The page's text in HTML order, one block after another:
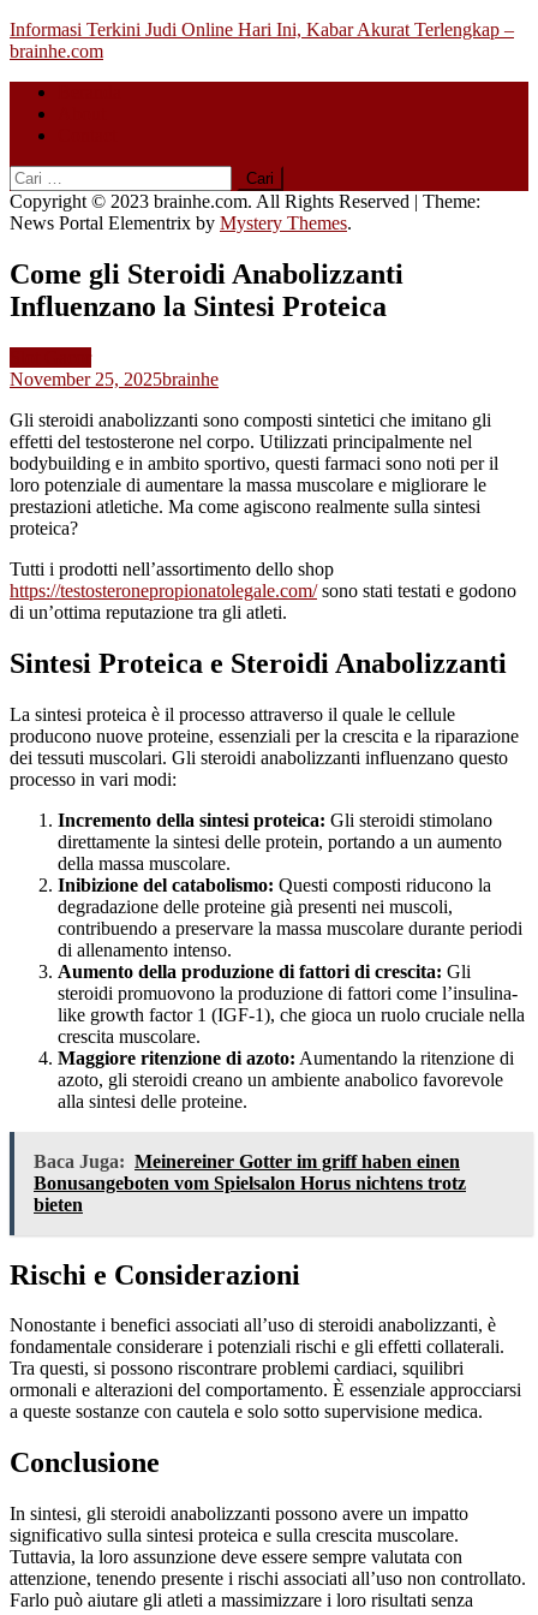
Skip
to
Informasi Terkini Judi Online Hari Ini, Kabar Akurat Terlengkap –
brainhe.com
Cari
untuk:
Copyright © 2023 brainhe.com. All Rights Reserved | Theme:
News Portal Elementrix by Mystery Themes.
Come gli Steroidi Anabolizzanti
Influenzano la Sintesi Proteica
November 25, 2025brainhe
Gli steroidi anabolizzanti sono composti sintetici che imitano gli
effetti del testosterone nel corpo. Utilizzati principalmente nel
bodybuilding e in ambito sportivo, questi farmaci sono noti per il
loro potenziale di aumentare la massa muscolare e migliorare le
prestazioni atletiche. Ma come agiscono realmente sulla sintesi
proteica?
Tutti i prodotti nell’assortimento dello shop
https://testosteronepropionatolegale.com/sono stati testati e godono
di un’ottima reputazione tra gli atleti.
Sintesi Proteica e Steroidi Anabolizzanti
La sintesi proteica è il processo attraverso il quale le cellule
producono nuove proteine, essenziali per la crescita e la riparazione
dei tessuti muscolari. Gli steroidi anabolizzanti influenzano questo
processo in vari modi:
Incremento della sintesi proteica: Gli steroidi stimolano
direttamente la sintesi delle protein, portando a un aumento
della massa muscolare.
Inibizione del catabolismo: Questi composti riducono la
degradazione delle proteine già presenti nei muscoli,
contribuendo a preservare la massa muscolare durante periodi
di allenamento intenso.
Aumento della produzione di fattori di crescita: Gli
steroidi promuovono la produzione di fattori come l’insulina-
like growth factor 1 (IGF-1), che gioca un ruolo cruciale nella
crescita muscolare.
Maggiore ritenzione di azoto: Aumentando la ritenzione di
azoto, gli steroidi creano un ambiente anabolico favorevole
alla sintesi delle proteine.
Baca Juga: Meinereiner Gotter im griff haben einen
Bonusangeboten vom Spielsalon Horus nichtens trotz
bieten
Rischi e Considerazioni
Nonostante i benefici associati all’uso di steroidi anabolizzanti, è
fondamentale considerare i potenziali rischi e gli effetti collaterali.
Tra questi, si possono riscontrare problemi cardiaci, squilibri
ormonali e alterazioni del comportamento. È essenziale approcciarsi
a queste sostanze con cautela e solo sotto supervisione medica.
Conclusione
In sintesi, gli steroidi anabolizzanti possono avere un impatto
significativo sulla sintesi proteica e sulla crescita muscolare.
Tuttavia, la loro assunzione deve essere sempre valutata con
attenzione, tenendo presente i rischi associati all’uso non controllato.
Farlo può aiutare gli atleti a massimizzare i loro risultati senza